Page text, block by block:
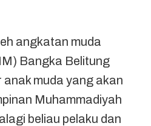
angkatan muda
Bangka Belitung
muda yang akan
Muhammadiyah
beliau pelaku dan